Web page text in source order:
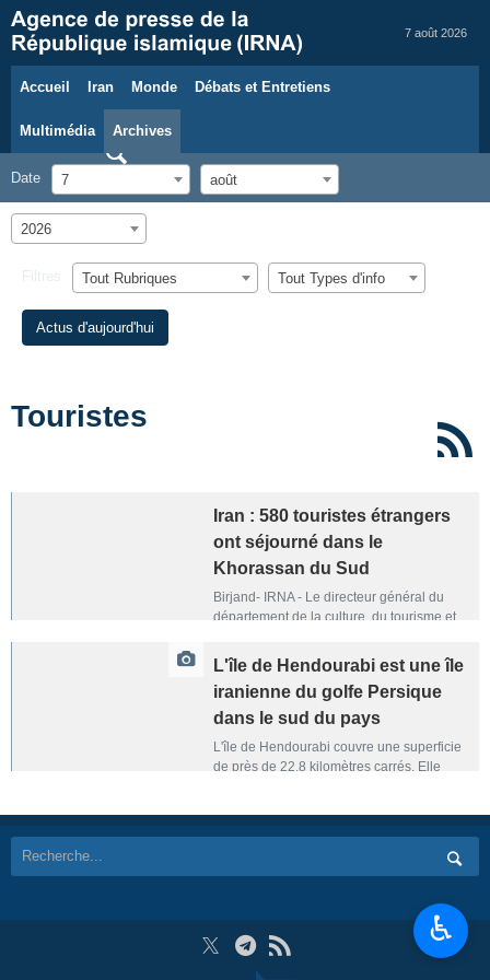
7 août 2026
Accueil Iran Monde Débats et Entretiens
Multimédia Archives
Date 7 août
2026
Tout Rubriques Tout Types d'info
Actus d'aujourd'hui
Touristes
Iran : 580 touristes étrangers
ont séjourné dans le
Khorassan du Sud
Birjand- IRNA - Le directeur général du
département de la culture, du tourisme et
est iranien) a déclaré que, depuis le début
de l'année jusqu'à la fin du mois de
décembre, plus de 580 touristes étrangers
ont visité les attractions naturelles et
séjourné.
L'île de Hendourabi est une île
iranienne du golfe Persique
dans le sud du pays
L'île de Hendourabi couvre une superficie
de près de 22,8 kilomètres carrés. Elle
L'hospitalité fait partie des représentations
habitants locaux. Photos: Erfan Saman-Far
♿︎